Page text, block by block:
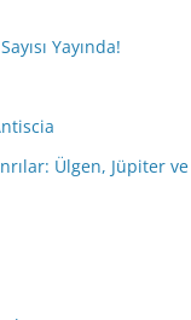
Yayında!
Ülgen, Jüpiter